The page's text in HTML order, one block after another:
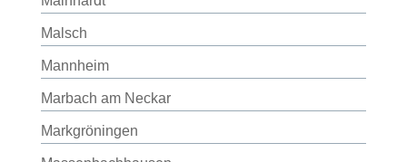
Malsch
Mannheim
Marbach am Neckar
Markgröningen